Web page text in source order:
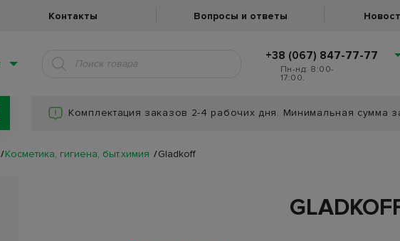
Контакты Вопросы и ответы
+38 (067) 847-77-77
Пн-нд: 8:00-
17:00.
Комплектация заказов 2-4 рабочих дня. Минимальная сумма
Косметика, гигиена, быт.химия Gladkoff